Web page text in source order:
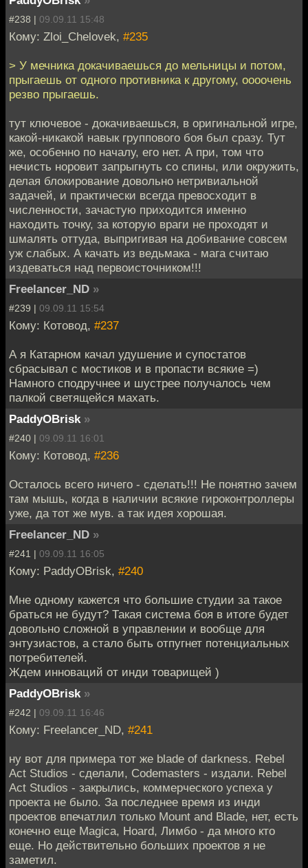
#238 | 09.09.11 15:48
Кому: Zloi_Chelovek, #235
> У мечника докачиваешься до мельницы и потом,
прыгаешь от одного противника к другому, оооочень
резво прыгаешь.
тут ключевое - докачиваешься, в оригинальной игре,
какой-никакой навык группового боя был сразу. Тут
же, особенно по началу, его нет. А при, том что
нечисть норовит запрыгнуть со спины, или окружить,
делая блокирование довольно нетривиальной
задачей, и практически всегда превосходит в
численности, зачастую приходится именно
находить точку, за которую враги не проходят и
шмалять оттуда, выпригивая на добивание совсем
уж слабых. А качать из ведьмака - мага считаю
издеваться над первоисточником!!!
Freelancer_ND »
#239 | 09.09.11 15:54
Кому: Котовод, #237
А я Катарном качал удушение и супостатов
сбрасывал с мостиков и в пропасти всякие =)
Намного сподручнее и шустрее получалось чем
палкой светящейся махать.
PaddyOBrisk »
#240 | 09.09.11 16:01
Кому: Котовод, #236
Осталось всего ничего - сделать!!! Не понятно зачем
там мышь, когда в наличии всякие гироконтроллеры
уже, да тот же мув. а так идея хорошая.
Freelancer_ND »
#241 | 09.09.11 16:05
Кому: PaddyOBrisk, #240
Мне одному кажется что большие студии за такое
браться не будут? Такая система боя в итоге будет
довольно сложной в управлении и вообще для
энтузиастов, а стало быть отпугнет потенциальных
потребителей.
Ждем инноваций от инди товарищей )
PaddyOBrisk »
#242 | 09.09.11 16:46
Кому: Freelancer_ND, #241
ну вот для примера тот же blade of darkness. Rebel
Act Studios - сделали, Codemasters - издали. Rebel
Act Studios - закрылись, коммерческого успеха у
проекта не было. За последнее время из инди
проектов впечатлил только Mount and Blade, нет, есть
конечно еще Magica, Hoard, Лимбо - да много кто
еще. Но действительно больших проектов я не
заметил.